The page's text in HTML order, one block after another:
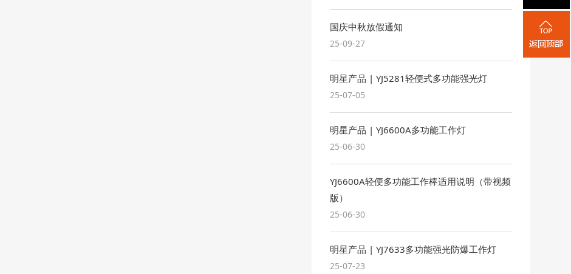
国庆中秋放假通知
25-09-27
明星产品 | YJ5281轻便式多功能强光灯
25-07-05
明星产品 | YJ6600A多功能工作灯
25-06-30
YJ6600A轻便多功能工作棒适用说明（带视频
版）
25-06-30
明星产品 | YJ7633多功能强光防爆工作灯
25-07-23